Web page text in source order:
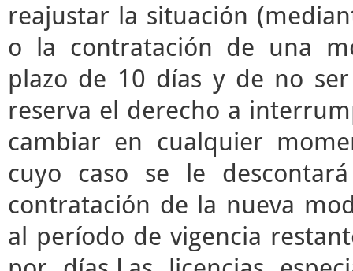
reajustar la situación
o la contratación de una
plazo de 10 días y de no
reserva el derecho a
cambiar en cualquier
cuyo caso se le
contratación de la nueva
al período de vigencia